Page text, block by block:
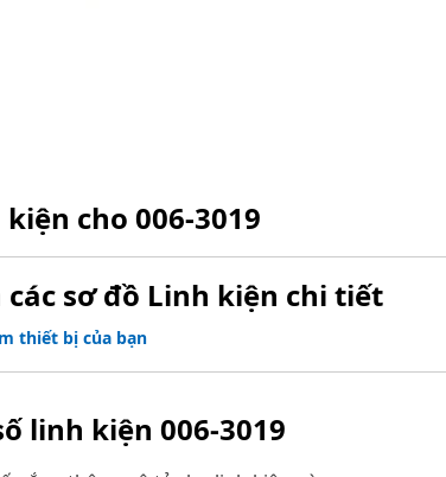
kiện cho 006-3019
các sơ đồ Linh kiện chi tiết
thiết bị của bạn
linh kiện 006-3019